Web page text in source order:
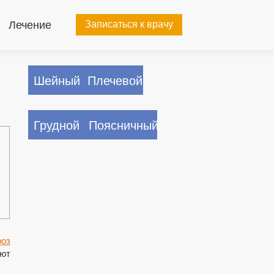
Лечение Записаться к врачу
Шейный Плечевой
Грудной Поясничный